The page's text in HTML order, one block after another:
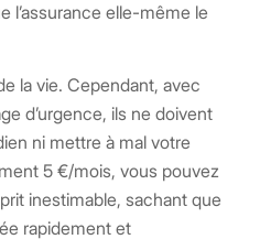
l’assurance elle-même le
la vie. Cependant, avec
d’urgence, ils ne doivent
ni mettre à mal votre
5 €/mois, vous pouvez
inestimable, sachant que
rapidement et